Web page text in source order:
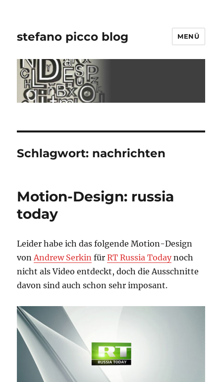
stefano picco blog MENÜ
Schlagwort: nachrichten
Motion-Design: russia
today
Leider habe ich das folgende Motion-Design
vonAndrew Serkin fürRT Russia Todaynoch
nicht als Video entdeckt, doch die Ausschnitte
davon sind auch schon sehr imposant.